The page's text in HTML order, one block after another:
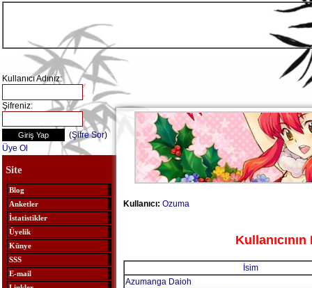
Kullanıcı Adınız:
Şifreniz:
(Şifre Sor)
Üye Ol
Site
Blog
Anketler
İstatistikler
Üyelik
Künye
SSS
E-mail
Kullanıcı: Ozuma
İsim
Azumanga Daioh